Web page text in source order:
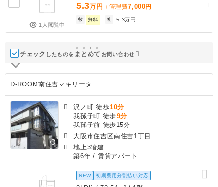
1人閲覧中
5.3万円 ＋管理費7,000 円
敷 無料 礼 5.3万円
チェック したものを ま と めて お問い合わせ
D-ROOM南住吉マキリータ
沢ノ町 徒歩10分
我孫子町 徒歩9分
我孫子前 徒歩15分
大阪市住吉区南住吉1丁目
地上3階建
築6年 / 賃貸アパート
NEW 初期費用分割払い対応